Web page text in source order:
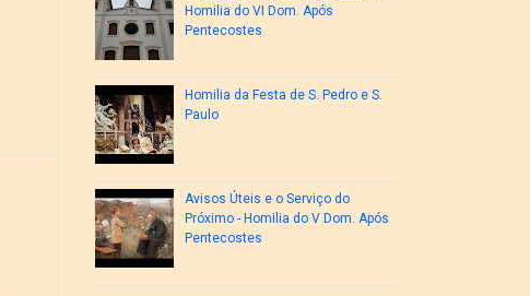
Homilia do VI Dom. Após
Pentecostes
Homilia da Festa de S. Pedro e S.
Paulo
Avisos Úteis e o Serviço do
Próximo - Homilia do V Dom. Após
Pentecostes